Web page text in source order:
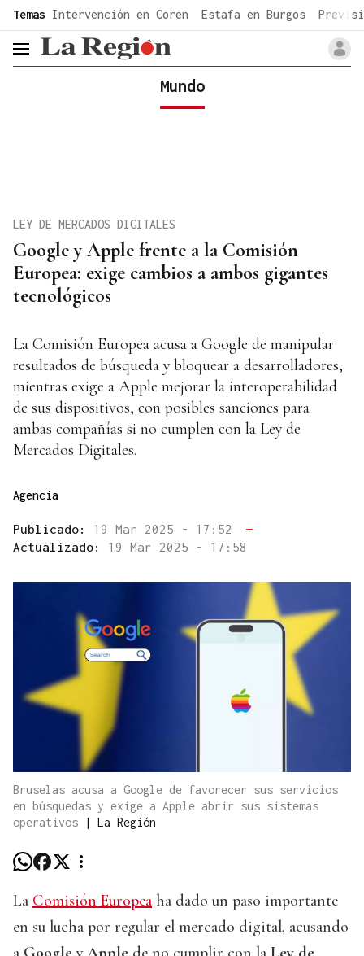
common.go-to-content
Temas Intervención en Coren Estafa en Burgos
header.menu.open
Mundo
Google y Apple frente a la Comisión
Europea: exige cambios a ambos gigantes
tecnológicos
LEY DE MERCADOS DIGITALES
La Comisión Europea acusa a Google de manipular
resultados de búsqueda y bloquear a desarrolladores,
mientras exige a Apple mejorar la interoperabilidad
de sus dispositivos, con posibles sanciones para
ambas compañías si no cumplen con la Ley de
Mercados Digitales.
Agencia
Publicado: 19 Mar 2025 - 17:52
—
Actualizado: 19 Mar 2025 - 17:58
Bruselas acusa a Google de favorecer sus servicios
en búsquedas y exige a Apple abrir sus sistemas
operativos
| La Región
La Comisión Europea ha dado un paso importante
en su lucha por regular el mercado digital, acusando